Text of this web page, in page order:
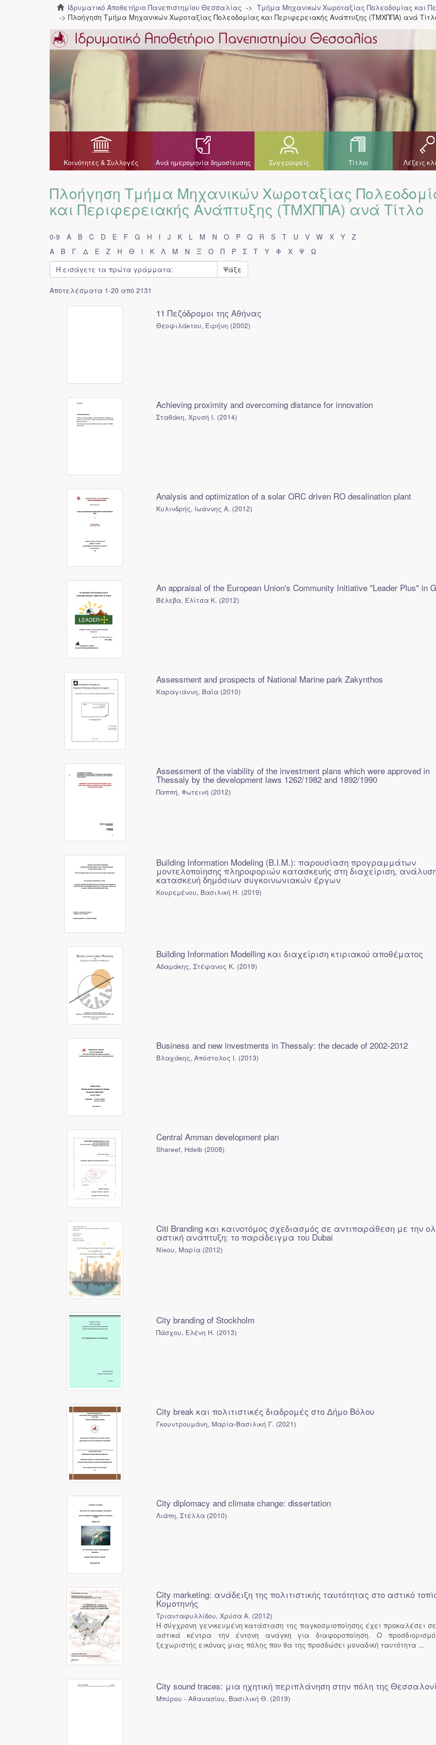
Ιδρυματικό Αποθετήριο Πανεπιστημίου Θεσσαλίας
Τμήμα Μηχανικών Χωροταξίας Πολεοδομίας και
Πλοήγηση Τμήμα Μηχανικών Χωροταξίας Πολεοδομίας και Περιφερειακής Ανάπτυξης (ΤΜΧΠΠΑ) ανά
Κοινότητες & Συλλογές Ανά ημερομηνία δημοσίευσης Συγγραφείς Τίτλοι Λέξεις
Πλοήγηση Τμήμα Μηχανικών Χωροταξίας
και Περιφερειακής Ανάπτυξης (ΤΜΧΠΠΑ) ανά Τίτλο
0-9 A B C D E F G H I J K L M N O P Q R S T U V W X Y
Z
Α
Β Γ Δ Ε Ζ Η Θ Ι Κ Λ Μ Ν Ξ Ο Π Ρ Σ Τ Υ Φ Χ Ψ
Ω
Ψάξε
Αποτελέσματα 1-20 από 2131
11 Πεζόδρομοι της Αθήνας
Θεοφιλάκτου, Ειρήνη (2002)
Achieving proximity and overcoming distance for innovation
Σταθάκη, Χρυσή Ι. (2014)
Analysis and optimization of a solar ORC driven RO desalination plant
Κυλινδρής, Ιωάννης Α. (2012)
An appraisal of the European Union's Community Initiative "Leader Plus" in
Βέλεβα, Ελίτσα Κ. (2012)
Assessment and prospects of National Marine park Zakynthos
Καραγιάννη, Βαϊα (2010)
Assessment of the viability of the investment plans which were approved in
Thessaly by the development laws 1262/1982 and 1892/1990
Παππή, Φωτεινή (2012)
Building Information Modeling (B.I.M.): παρουσίαση προγραμμάτων
μοντελοποίησης πληροφοριών κατασκευής στη διαχείριση,
κατασκευή δημόσιων συγκοινωνιακών έργων
Κουρεμένου, Βασιλική Η. (2019)
Building Information Modelling και διαχείριση κτιριακού αποθέματος
Αδαμάκης, Στέφανος Κ. (2019)
Business and new investments in Thessaly: the decade of 2002-2012
Βλαχάκης, Απόστολος Ι. (2013)
Central Amman development plan
Shareef, Hdeib (2008)
Citi Branding και καινοτόμος σχεδιασμός σε αντιπαράθεση με την
αστική ανάπτυξη: το παράδειγμα του Dubai
Νίκου, Μαρία (2012)
City branding of Stockholm
Πάσχου, Ελένη Η. (2013)
City break και πολιτιστικές διαδρομές στο Δήμο Βόλου
Γκουντρουμάνη, Μαρία-Βασιλική Γ. (2021)
City diplomacy and climate change: dissertation
Λιάπη, Στέλλα (2010)
City marketing: ανάδειξη της πολιτιστικής ταυτότητας στο αστικό
Κομοτηνής
Τριανταφυλλίδου, Χρύσα Α. (2012)
Η σύγχρονη γενικευμένη κατάσταση της παγκοσμιοποίησης έχει προκαλέσει
αστικά κέντρα την έντονη ανάγκη για διαφοροποίηση. Ο
ξεχωριστής εικόνας μιας πόλης που θα της προσδώσει μοναδική ταυτότητα ...
City sound traces: μια ηχητική περιπλάνηση στην πόλη της
Μπύρου - Αθανασίου, Βασιλική Θ. (2019)